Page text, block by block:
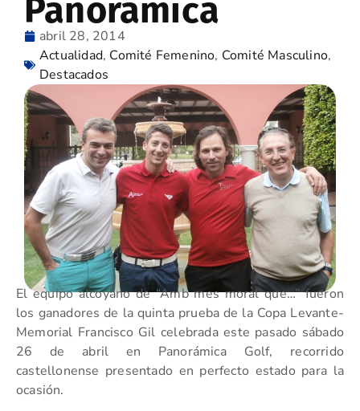
Panorámica
abril 28, 2014
Actualidad, Comité Femenino, Comité Masculino,
Destacados
El equipo alcoyano de “Amb mes moral que…” fueron
los ganadores de la quinta prueba de la Copa Levante-
Memorial Francisco Gil celebrada este pasado sábado
26 de abril en Panorámica Golf, recorrido
castellonense presentado en perfecto estado para la
ocasión.